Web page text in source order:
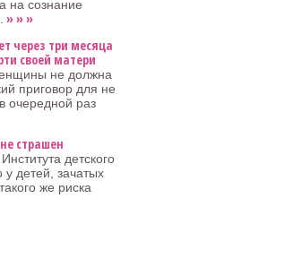
на сознание
» » »
через три месяца
своей матери
не должна
приговор для не
очередной раз
страшен
детского
у детей, зачатых
же риска